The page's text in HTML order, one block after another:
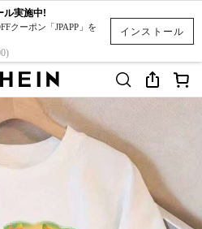
インストール
ル実施中!
クーポン「JPAPP」を